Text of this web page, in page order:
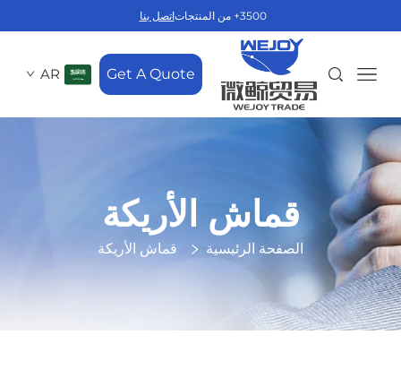
3500+ من المنتجات اتصل بنا
Get A Quote
AR
قماش الأريكة
الصفحة الرئيسية قماش الأريكة